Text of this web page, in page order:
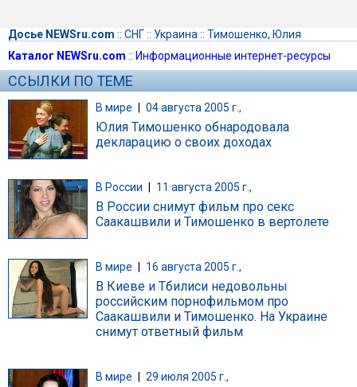
Досье NEWSru.com :: СНГ:: Украина :: Тимошенко, Юлия
Каталог NEWSru.com :: Информационные интернет-ресурсы
ССЫЛКИ ПО ТЕМЕ
В мире | 04 августа 2005 г.,
Юлия Тимошенко обнародовала
декларацию о своих доходах
В России 11 августа 2005 г.,
В России снимут фильм про секс
Саакашвили и Тимошенко в вертолете
В мире 16 августа 2005 г.,
В Киеве и Тбилиси недовольны
российским порнофильмом про
Саакашвили и Тимошенко. На Украине
снимут ответный фильм
В мире 29 июля 2005 г.,